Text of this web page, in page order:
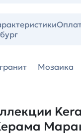
Мозаика